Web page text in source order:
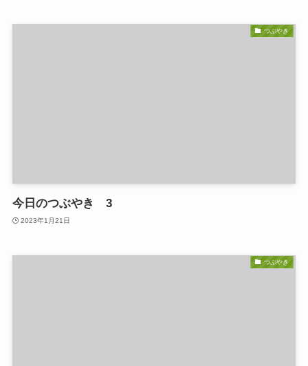
つぶやき
今日のつぶやき 3
2023年1月21日
つぶやき